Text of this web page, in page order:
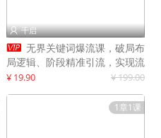
 千启
 无界关键词爆流课，破局布
局逻辑、阶段精准引流，实现流
量翻倍，店铺业绩增长50%+
¥ 19.90 ¥ 199.00
1章1课